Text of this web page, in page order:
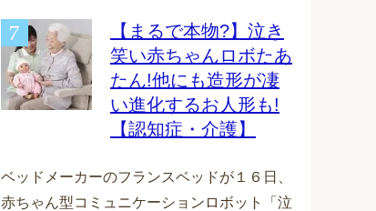
【まるで本物?】泣き
笑い赤ちゃんロボたあ
たん!他にも造形が凄
い進化するお人形も!
【認知症・介護】
ベッドメーカーのフランスベッドが１６日、
赤ちゃん型コミュニケーションロボット「泣